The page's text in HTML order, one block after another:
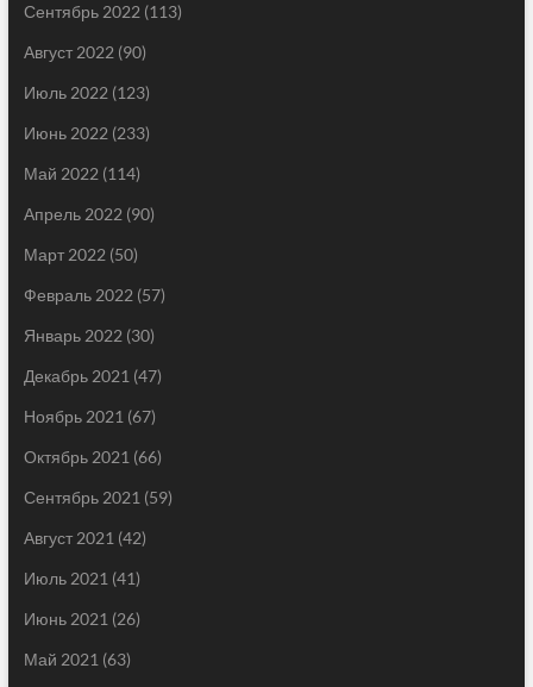
Сентябрь 2022 (113)
Август 2022 (90)
Июль 2022 (123)
Июнь 2022 (233)
Май 2022 (114)
Апрель 2022 (90)
Март 2022 (50)
Февраль 2022 (57)
Январь 2022 (30)
Декабрь 2021 (47)
Ноябрь 2021 (67)
Октябрь 2021 (66)
Сентябрь 2021 (59)
Август 2021 (42)
Июль 2021 (41)
Июнь 2021 (26)
Май 2021 (63)